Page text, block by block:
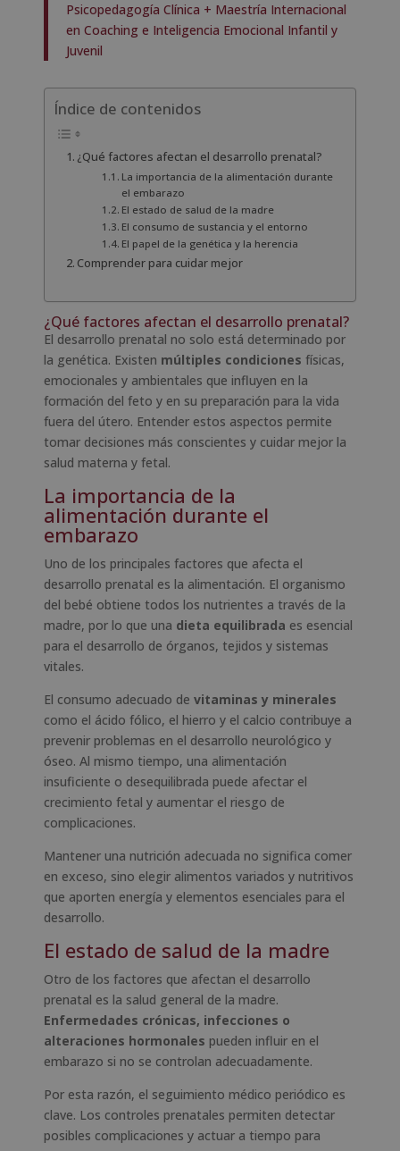
Psicopedagogía Clínica + Maestría Internacional
en Coaching e Inteligencia Emocional Infantil y
Juvenil
Índice de contenidos
¿Qué factores afectan el desarrollo prenatal?
La importancia de la alimentación durante
el embarazo
El estado de salud de la madre
El consumo de sustancia y el entorno
El papel de la genética y la herencia
Comprender para cuidar mejor
¿Qué factores afectan el desarrollo prenatal?
El desarrollo prenatal no solo está determinado por
la genética. Existen múltiples condiciones físicas,
emocionales y ambientales que influyen en la
formación del feto y en su preparación para la vida
fuera del útero. Entender estos aspectos permite
tomar decisiones más conscientes y cuidar mejor la
salud materna y fetal.
La importancia de la
alimentación durante el
embarazo
Uno de los principales factores que afecta el
desarrollo prenatal es la alimentación. El organismo
del bebé obtiene todos los nutrientes a través de la
madre, por lo que una dieta equilibrada es esencial
para el desarrollo de órganos, tejidos y sistemas
vitales.
El consumo adecuado de vitaminas y minerales
como el ácido fólico, el hierro y el calcio contribuye a
prevenir problemas en el desarrollo neurológico y
óseo. Al mismo tiempo, una alimentación
insuficiente o desequilibrada puede afectar el
crecimiento fetal y aumentar el riesgo de
complicaciones.
Mantener una nutrición adecuada no significa comer
en exceso, sino elegir alimentos variados y nutritivos
que aporten energía y elementos esenciales para el
desarrollo.
El estado de salud de la madre
Otro de los factores que afectan el desarrollo
prenatal es la salud general de la madre.
Enfermedades crónicas, infecciones o
alteraciones hormonales pueden influir en el
embarazo si no se controlan adecuadamente.
Por esta razón, el seguimiento médico periódico es
clave. Los controles prenatales permiten detectar
posibles complicaciones y actuar a tiempo para